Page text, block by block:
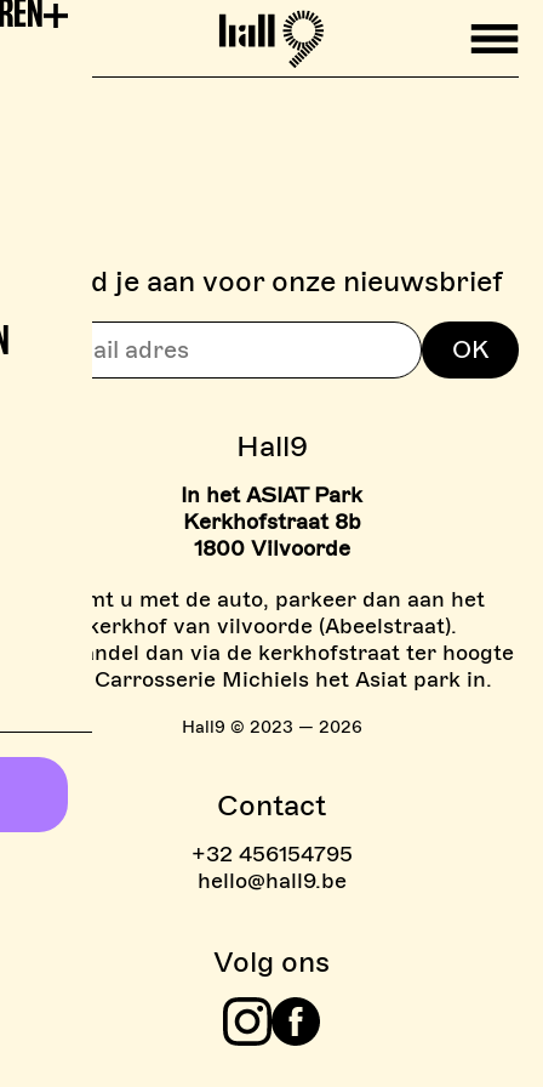
Mobile
Hall9
> BOULDERZONE
> TARIEVEN BOULDER
Hall9
In het ASIAT Park
Kerkhofstraat 8b
1800 Vilvoorde
Komt u met de auto, parkeer dan aan het
kerkhof van vilvoorde (Abeelstraat).
En wandel dan via de kerkhofstraat ter hoogte
van Carrosserie Michiels het Asiat park in.
Hall9 © 2023 — 2026
Contact
+32 456154795
hello@hall9.be
Volg ons
Meld je aan voor onze nieuwsbrief
OK